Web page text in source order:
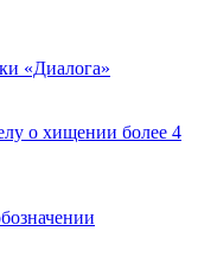
«Диалога»
о хищении более 4